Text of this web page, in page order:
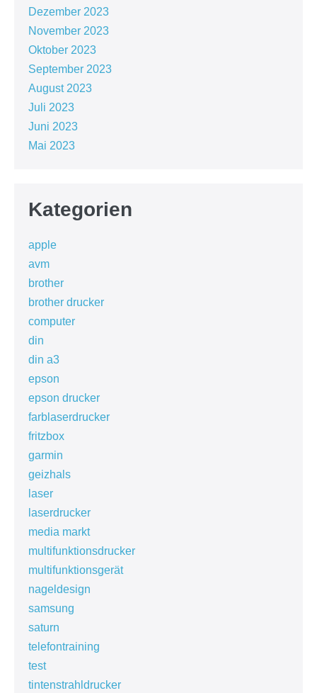
Dezember 2023
November 2023
Oktober 2023
September 2023
August 2023
Juli 2023
Juni 2023
Mai 2023
Kategorien
apple
avm
brother
brother drucker
computer
din
din a3
epson
epson drucker
farblaserdrucker
fritzbox
garmin
geizhals
laser
laserdrucker
media markt
multifunktionsdrucker
multifunktionsgerät
nageldesign
samsung
saturn
telefontraining
test
tintenstrahldrucker